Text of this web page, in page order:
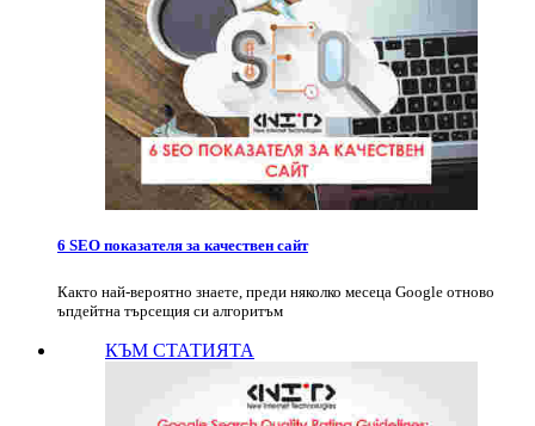
6 SEO показателя за качествен сайт
Както най-вероятно знаете, преди няколко месеца Google отново
ъпдейтна търсещия си алгоритъм
КЪМ СТАТИЯТА